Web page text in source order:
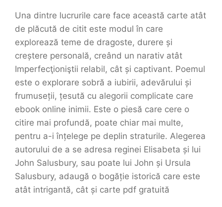
Una dintre lucrurile care face această carte atât
de plăcută de citit este modul în care
explorează teme de dragoste, durere și
creștere personală, creând un narativ atât
Imperfecţioniştii relabil, cât și captivant. Poemul
este o explorare sobră a iubirii, adevărului și
frumuseții, țesută cu alegorii complicate care
ebook online inimii. Este o piesă care cere o
citire mai profundă, poate chiar mai multe,
pentru a-i înțelege pe deplin straturile. Alegerea
autorului de a se adresa reginei Elisabeta și lui
John Salusbury, sau poate lui John și Ursula
Salusbury, adaugă o bogăție istorică care este
atât intrigantă, cât și carte pdf gratuită